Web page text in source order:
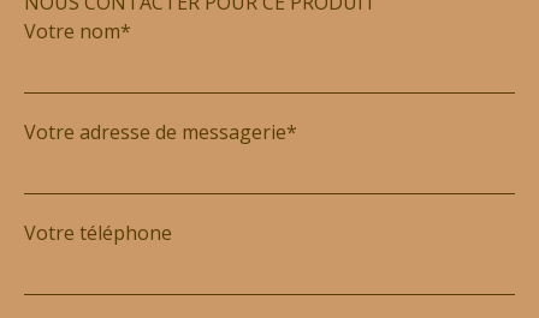
Votre nom*
Votre adresse de messagerie*
Votre téléphone